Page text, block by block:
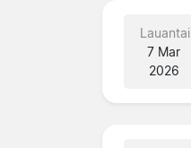
Lauantai
7 Mar
2026